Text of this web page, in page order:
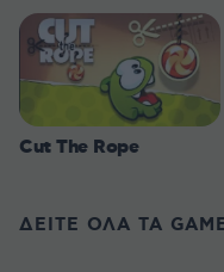
Cut The Rope
ΔΕΙΤΕ ΟΛΑ ΤΑ